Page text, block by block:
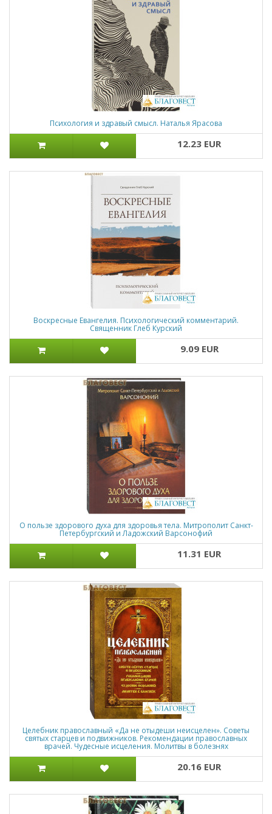
Психология и здравый смысл. Наталья Ярасова
12.23 EUR
Воскресные Евангелия. Психологический комментарий.
Священник Глеб Курский
9.09 EUR
О пользе здорового духа для здоровья тела. Митрополит Санкт-
Петербургский и Ладожский Варсонофий
11.31 EUR
Целебник православный «Да не отыдеши неисцелен». Советы
святых старцев и подвижников. Рекомендации православных
врачей. Чудесные исцеления. Молитвы в болезнях
20.16 EUR